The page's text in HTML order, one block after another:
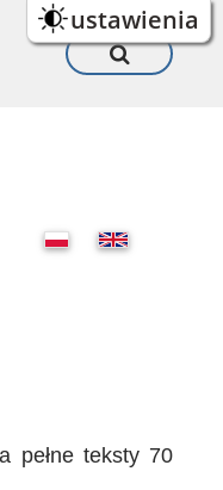
ustawienia
pełne teksty 70